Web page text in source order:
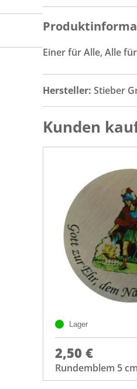
Einer für Alle, Alle
Hersteller: Stieber
Kunden
Lager
2,50 €
Rundemblem 5 cm